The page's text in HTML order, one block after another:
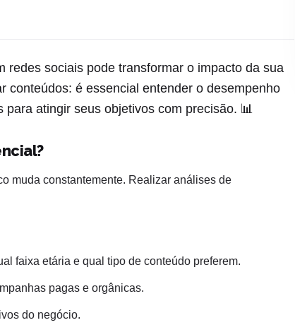
redes sociais pode transformar o impacto da sua
conteúdos: é essencial entender o desempenho
atingir seus objetivos com precisão. 📊
muda constantemente. Realizar análises de
faixa etária e qual tipo de conteúdo preferem.
pagas e orgânicas.
do negócio.